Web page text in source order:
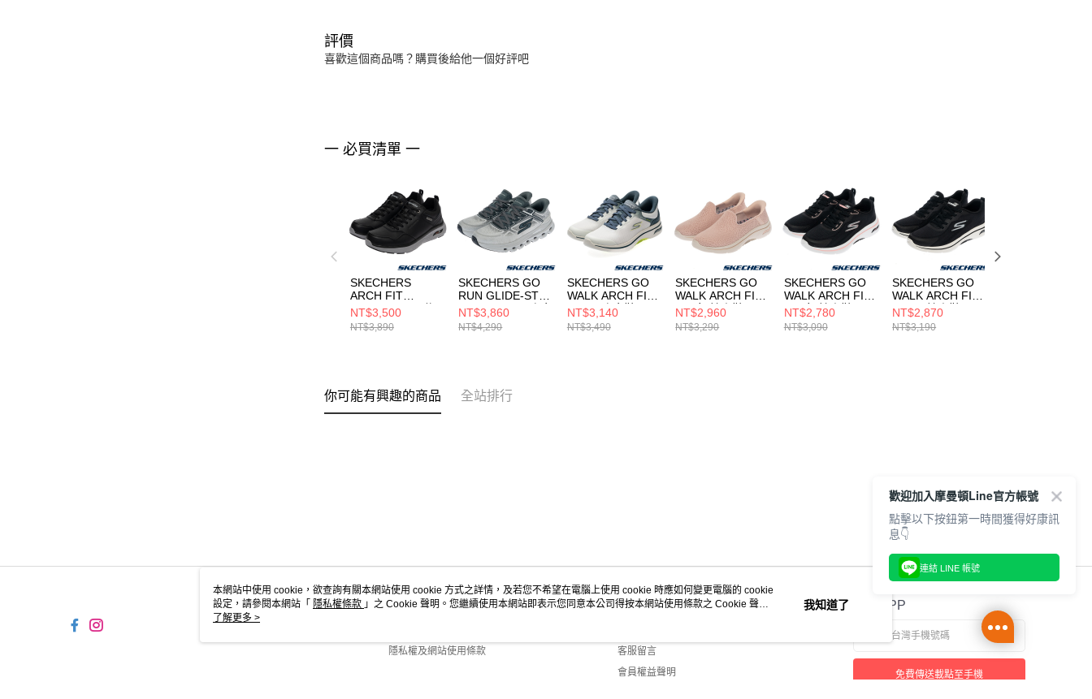
評價
喜歡這個商品嗎？購買後給他一個好評吧
一 必買清單 一
SKECHERS
ARCH FIT
CROSSER 男 休
閒鞋 205347BLK
NT$3,500
NT$3,890
SKECHERS GO
RUN GLIDE-STEP
ARCH FIT 男 跑步
鞋 221120GRY
NT$3,860
NT$4,290
SKECHERS GO
WALK ARCH FIT
2.0 男 跑步鞋
216653WMLT
NT$3,140
NT$3,490
SKECHERS GO
WALK ARCH FIT
2.0 女 健走鞋
125332LTPK
NT$2,960
NT$3,290
SKECHERS GO
WALK ARCH FIT
2.0 女 健走鞋
125346WBKPK
NT$2,780
NT$3,090
SKECHERS GO
WALK ARCH FIT
2.0 男 健走鞋
216816BKW
NT$2,870
NT$3,190
你可能有興趣的商品 全站排行
關於我們
隱私權及網站使用條款
客服資訊
客服留言
會員權益聲明
官方APP
免費傳送載點至手機
本網站中使用 cookie，欲查詢有關本網站使用 cookie 方式之詳情，及若您不希望在電腦上使用 cookie 時應如何變更電腦的 cookie
設定，請參閱本網站「 隱私權條款 」之 Cookie 聲明。您繼續使用本網站即表示您同意本公司得按本網站使用條款之 Cookie 聲明
使用 cookie。
了解更多 >
我知道了
歡迎加入摩曼頓Line官方帳號
點擊以下按鈕第一時間獲得好康訊
息👇
連結 LINE 帳號